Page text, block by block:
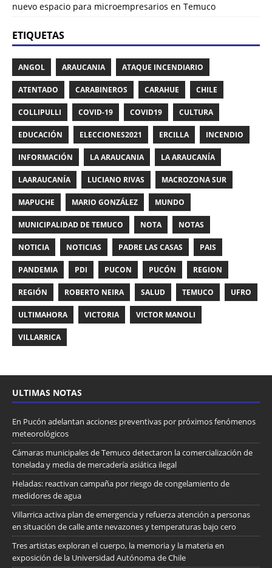
nuevo espacio para microempresarios en Temuco
ETIQUETAS
ANGOL ARAUCANIA ATAQUE INCENDIARIO
ATENTADO CARABINEROS CARAHUE CHILE
COLLIPULLI COVID-19 COVID19 CULTURA
EDUCACIÓN ELECCIONES2021 ERCILLA INCENDIO
INFORMACIÓN LA ARAUCANIA LA ARAUCANÍA
LAARAUCANÍA LUCIANO RIVAS MACROZONA SUR
MAPUCHE MARIO GONZÁLEZ MUNDO
MUNICIPALIDAD DE TEMUCO NOTA NOTAS
NOTICIA NOTICIAS PADRE LAS CASAS PAIS
PANDEMIA PDI PUCON PUCÓN REGION
REGIÓN ROBERTO NEIRA SALUD TEMUCO UFRO
ULTIMAHORA VICTORIA VICTOR MANOLI
VILLARRICA
ULTIMAS NOTAS
En Pucón adelantan acciones preventivas por próximos fenómenos
meteorológicos
Cámaras municipales de Temuco detectaron la comercialización de
tonelada y media de mercadería asiática ilegal
Heladas: reactivan campaña por riesgo de congelamiento de
medidores de agua
Villarrica activa plan de emergencia y refuerza atención a personas
en situación de calle ante nevazones y temperaturas bajo cero
Tres artistas exploran el cuerpo, la memoria y la materia en
exposición de la Universidad Autónoma de Chile